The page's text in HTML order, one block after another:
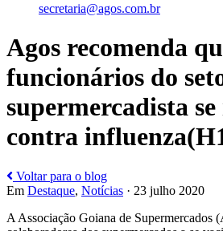
secretaria@agos.com.br
Agos recomenda
funcionários do
supermercadista
contra
Voltar para o blog
Em Destaque, Notícias · 23 julho 2020
A Associação Goiana de Supermercados